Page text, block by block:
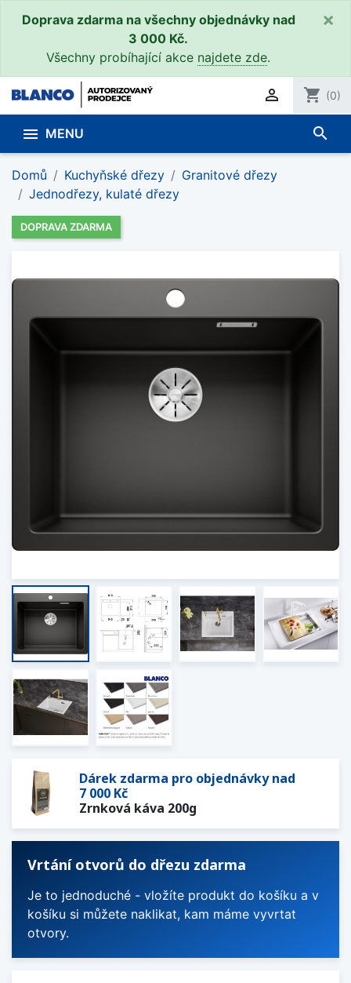
Doprava zdarma na všechny objednávky nad
3 000 Kč.
Všechny probíhající akce najdete zde.
×
 shopping_cart (0)
 MENU search
Domů Kuchyňské dřezy
Granitové dřezy
Jednodřezy, kulaté dřezy
DOPRAVA ZDARMA
Dárek zdarma pro objednávky nad
7 000 Kč
Zrnková káva 200g
Vrtání otvorů do dřezu zdarma
Je to jednoduché - vložíte produkt do košíku a v
košíku si můžete naklikat, kam máme vyvrtat
otvory.